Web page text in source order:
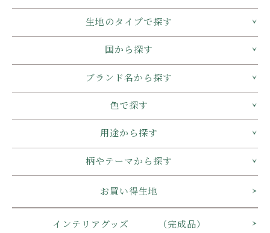
生地のタイプで探す
国から探す
ブランド名から探す
色で探す
用途から探す
柄やテーマから探す
お買い得生地
インテリアグッズ （完成品）